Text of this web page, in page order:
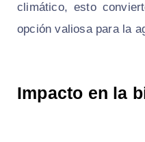
climático, esto
opción valiosa para la
Impacto en la